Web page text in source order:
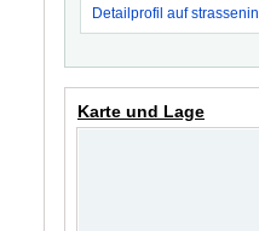
Detailprofil auf
Karte und Lage